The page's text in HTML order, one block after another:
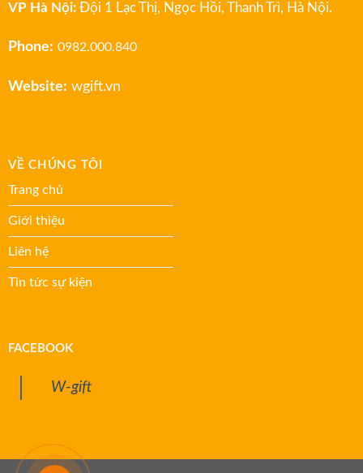
VP Hà Nội: Đội 1 Lạc Thị, Ngọc Hồi, Thanh Trì, Hà Nội.
Phone: 0982.000.840
Website: wgift.vn
VỀ CHÚNG TÔI
Trang chủ
Giới thiệu
Liên hệ
Tin tức sự kiện
FACEBOOK
W-gift